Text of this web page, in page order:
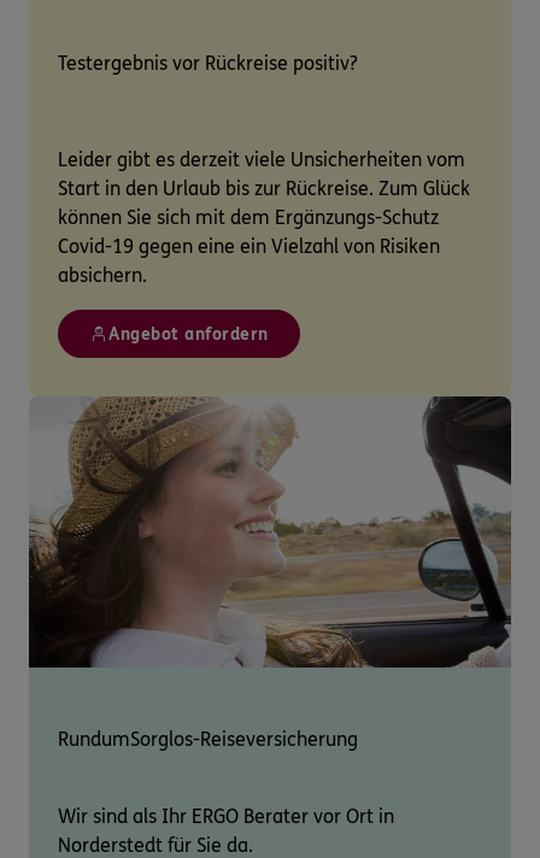
Testergebnis vor Rückreise positiv?
Leider gibt es derzeit viele Unsicherheiten vom
Start in den Urlaub bis zur Rückreise. Zum Glück
können Sie sich mit dem Ergänzungs-Schutz
Covid-19 gegen eine ein Vielzahl von Risiken
absichern.
Angebot anfordern
RundumSorglos-Reiseversicherung
Wir sind als Ihr ERGO Berater vor Ort in
Norderstedt für Sie da.